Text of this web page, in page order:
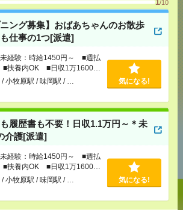
1/10
ニング募集】おばあちゃんのお散歩
仕事の1つ[派遣]
経験：時給1450円～ ■週払
扶養内OK ■日収1万1600円
小牧原駅 / 味岡駅 / … 気になる!
履歴書も不要！日収1.1万円～＊未
介護[派遣]
経験：時給1450円～ ■週払
扶養内OK ■日収1万1600円
小牧原駅 / 味岡駅 / … 気になる!
気になる！
る LINE
閲覧履歴からの
おすすめ
集】おばあちゃんのお散歩付き添